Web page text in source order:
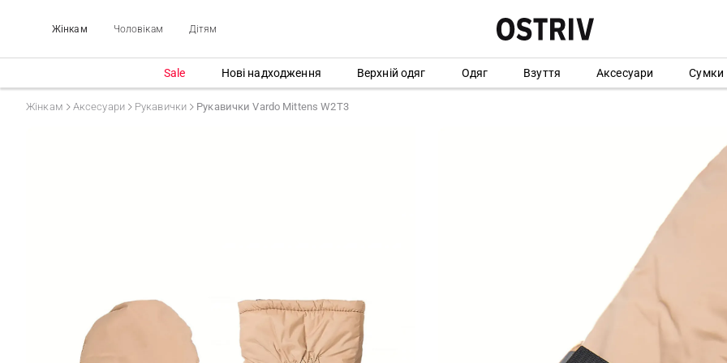
Жінкам Чоловікам Дітям
Sale Нові надходження Верхній одяг Одяг Взуття Аксесуари Сумки
Жінкам Аксесуари Рукавички Рукавички Vardo Mittens W2T3